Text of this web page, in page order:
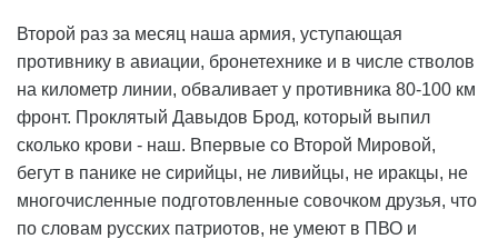
Второй раз за месяц наша армия, уступающая
противнику в авиации, бронетехнике и в числе стволов
на километр линии, обваливает у противника 80-100 км
фронт. Проклятый Давыдов Брод, который выпил
сколько крови - наш. Впервые со Второй Мировой,
бегут в панике не сирийцы, не ливийцы, не иракцы, не
многочисленные подготовленные совочком друзья, что
по словам русских патриотов, не умеют в ПВО и